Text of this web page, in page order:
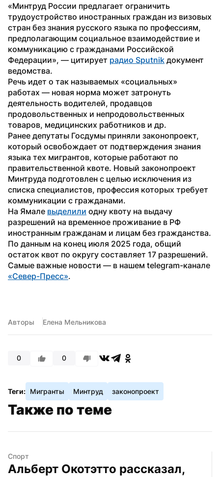
«Минтруд России предлагает ограничить
трудоустройство иностранных граждан из визовых
стран без знания русского языка по профессиям,
предполагающим социальное взаимодействие и
коммуникацию с гражданами Российской
Федерации», — цитирует радио Sputnik документ
ведомства.
Речь идет о так называемых «социальных»
работах — новая норма может затронуть
деятельность водителей, продавцов
продовольственных и непродовольственных
товаров, медицинских работников и др.
Ранее депутаты Госдумы приняли законопроект,
который освобождает от подтверждения знания
языка тех мигрантов, которые работают по
правительственной квоте. Новый законопроект
Минтруда подготовлен с целью исключения из
списка специалистов, профессия которых требует
коммуникации с гражданами.
На Ямале выделили одну квоту на выдачу
разрешений на временное проживание в РФ
иностранным гражданам и лицам без гражданства.
По данным на конец июля 2025 года, общий
остаток квот по округу составляет 17 разрешений.
«Север-Пресс».
Авторы Елена Мельникова
0 0
Теги: Мигранты Минтруд законопроект
Также по теме
Спорт
Альберт Окотэтто рассказал,